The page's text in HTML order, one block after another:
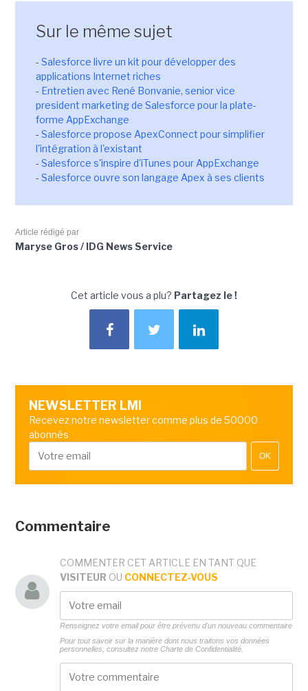
Sur le même sujet
- Salesforce livre un kit pour développer des
applications Internet riches
- Entretien avec René Bonvanie, senior vice
president marketing de Salesforce pour la plate-
forme AppExchange
- Salesforce propose ApexConnect pour simplifier
l'intégration à l'existant
- Salesforce s'inspire d'iTunes pour AppExchange
- Salesforce ouvre son langage Apex à ses clients
Article rédigé par
Maryse Gros / IDG News Service
Cet article vous a plu? Partagez le !
NEWSLETTER LMI
Recevez notre newsletter comme plus de 50000
abonnés
OK
Commentaire
COMMENTER CET ARTICLE EN TANT QUE
VISITEUR OU CONNECTEZ-VOUS
Renseignez votre email pour être prévenu d'un nouveau commentaire
Pour tout savoir sur la manière dont nous traitons vos données
personnelles, consultez notre Charte de Confidentialité.